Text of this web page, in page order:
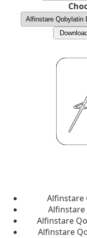
Alfinstare
Alfinstare
Alfinstare
Alfinstare